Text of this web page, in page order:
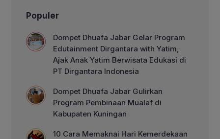
Populer
Dompet Dhuafa Jabar Gelar Program
Edutainment Dirgantara with Yatim,
Ajak Anak Yatim Berwisata Edukasi di
PT Dirgantara Indonesia
Dompet Dhuafa Jabar Gulirkan
Program Pembinaan Mualaf di
Kabupaten Kuningan
10 Cara Memaknai Hari Kemerdekaan